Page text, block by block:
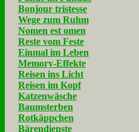
Bonjour tristesse
Wege zum Ruhm
Nomen est omen
Reste vom Feste
Einmal im Leben
Memory-Effekte
Reisen ins Licht
Reisen im Kopf
Katzenwäsche
Baumsterben
Rotkäppchen
Bärendienste